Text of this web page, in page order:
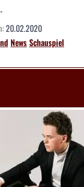
20.02.2020
NewsSchauspiel